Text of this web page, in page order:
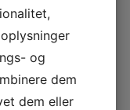
og
dem
dem eller